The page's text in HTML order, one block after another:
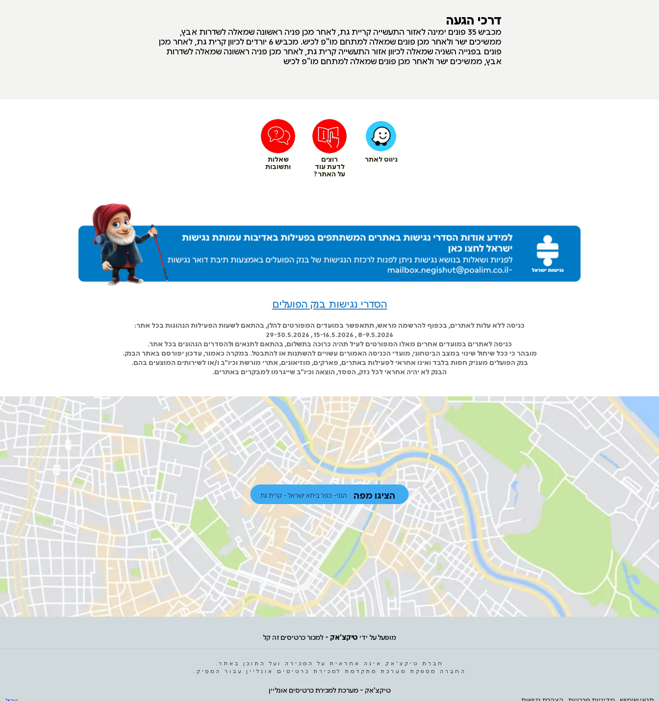
דרכי הגעה
מכביש 35 פונים ימינה לאזור התעשייה קריית גת, לאחר מכן פניה ראשונה שמאלה לשדרות אבץ,
ממשיכים ישר ולאחר מכן פונים שמאלה למתחם מו"פ לכיש. מכביש 6 יורדים לכיוון קרית גת, לאחר מכן
פונים בפנייה השניה שמאלה לכיוון אזור התעשייה קרית גת, לאחר מכן פניה ראשונה שמאלה לשדרות
אבץ, ממשיכים ישר ולאחר מכן פונים שמאלה למתחם מו"פ לכיש
ניווט לאתר רוצים
לדעת עוד
על האתר?
שאלות
ותשובות
הסדרי נגישות בנק הפועלים
כניסה ללא עלות לאתרים, בכפוף להרשמה מראש, תתאפשר במועדים המפורטים להלן, בהתאם לשעות הפעילות הנהוגות בכל אתר:
8-9.5.2026 , 15-16.5.2026 , 29-30.5.2026
כניסה לאתרים במועדים אחרים מאלו המפורטים לעיל תהיה כרוכה בתשלום, בהתאם לתנאים ולהסדרים הנהוגים בכל אתר.
מובהר כי ככל שיחול שינוי במצב הביטחוני, מועדי הכניסה האמורים עשויים להשתנות או להתבטל. במקרה כאמור, עדכון יפורסם באתר הבנק.
בנק הפועלים מעניק חסות בלבד ואינו אחראי לפעילות באתרים, פארקים, מוזיאונים, אתרי מורשת וכיו"ב ו/או לשירותים המוצעים בהם.
הבנק לא יהיה אחראי לכל נזק, הפסד, הוצאה וכיו"ב שייגרמו למבקרים באתרים.
הציגו מפה הנני- כפר ביתא ישראל - קרית גת
מופעל על ידי טיקצ'אק - למכור כרטיסים זה קל
חברת טיקצ'אק אינה אחראית על המכירה ועל התוכן באתר.
החברה מספקת מערכת מתקדמת למכירת כרטיסים אונליין עבור המפיק.
טיקצ'אק - מערכת למכירת כרטיסים אונליין
תנאי שימוש מדיניות פרטיות הצהרת נגישות